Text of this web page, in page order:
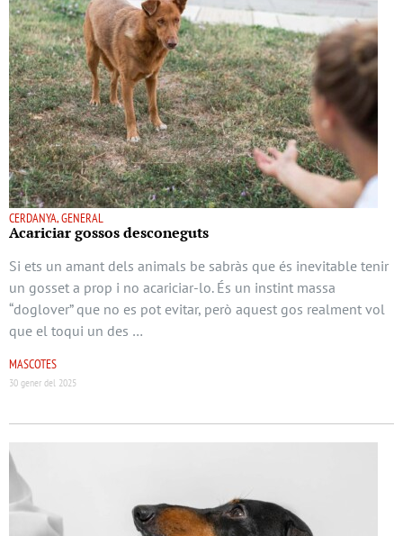
CERDANYA, GENERAL
Acariciar gossos desconeguts
Si ets un amant dels animals be sabràs que és inevitable tenir
un gosset a prop i no acariciar-lo. És un instint massa
“doglover” que no es pot evitar, però aquest gos realment vol
que el toqui un des …
MASCOTES
30 gener del 2025